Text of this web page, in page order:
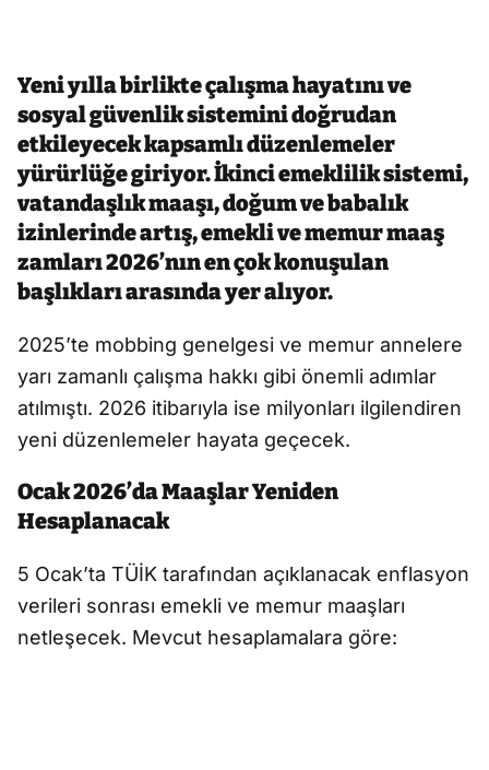
Yeni yılla birlikte çalışma hayatını ve
sosyal güvenlik sistemini doğrudan
etkileyecek kapsamlı düzenlemeler
yürürlüğe giriyor. İkinci emeklilik sistemi,
vatandaşlık maaşı, doğum ve babalık
izinlerinde artış, emekli ve memur maaş
zamları 2026’nın en çok konuşulan
başlıkları arasında yer alıyor.
2025’te mobbing genelgesi ve memur annelere
yarı zamanlı çalışma hakkı gibi önemli adımlar
atılmıştı. 2026 itibarıyla ise milyonları ilgilendiren
yeni düzenlemeler hayata geçecek.
Ocak 2026’da Maaşlar Yeniden
Hesaplanacak
5 Ocak’ta TÜİK tarafından açıklanacak enflasyon
verileri sonrası emekli ve memur maaşları
netleşecek. Mevcut hesaplamalara göre: